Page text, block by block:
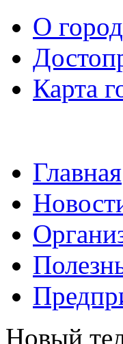
О
Карта
Главная
Новый